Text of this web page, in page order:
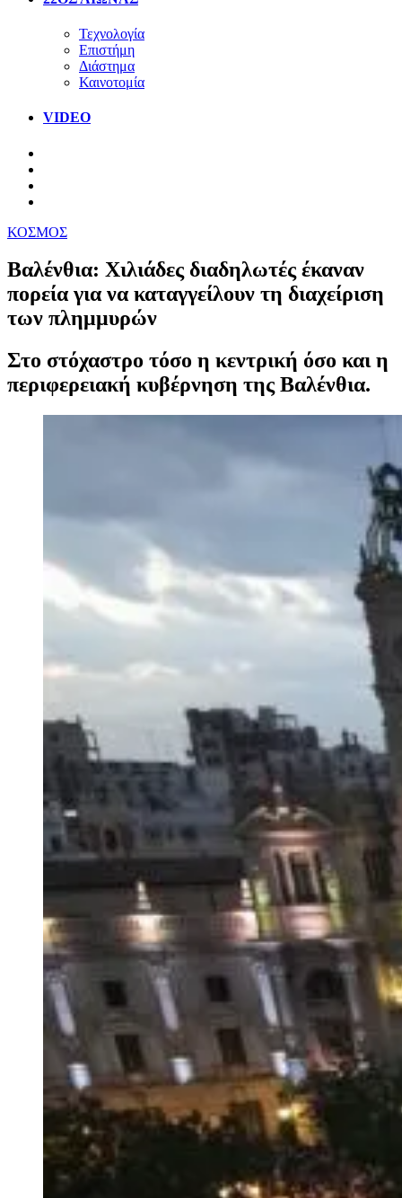
Τεχνολογία
Επιστήμη
Διάστημα
Καινοτομία
VIDEO
ΚΟΣΜΟΣ
Βαλένθια: Χιλιάδες διαδηλωτές έκαναν
πορεία για να καταγγείλουν τη διαχείριση
των πλημμυρών
Στο στόχαστρο τόσο η κεντρική όσο και η
περιφερειακή κυβέρνηση της Βαλένθια.